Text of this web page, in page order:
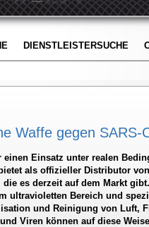
DIENSTLEISTERSUCHE
Waffe gegen SARS-
Einsatz unter realen
als offizieller Distributor
es derzeit auf dem Markt
ultravioletten Bereich und
und Reinigung von Luft,
Viren können auf diese